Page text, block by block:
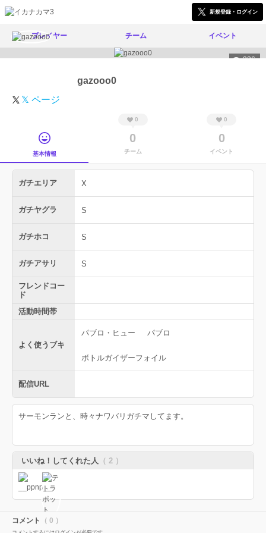
新規登録・ログイン
プレイヤー チーム イベント
336
gazooo0
𝕏 ページ
基本情報
0
0
チーム
0
0
イベント
ガチエリア X
ガチヤグラ S
ガチホコ S
ガチアサリ S
フレンドコー
ド
活動時間帯
よく使うブキ
パブロ・ヒュー パブロ
ボトルガイザーフォイル
配信URL
サーモンランと、時々ナワバリガチマしてます。
いいね！してくれた人 （ 2 ）
コメント （ 0 ）